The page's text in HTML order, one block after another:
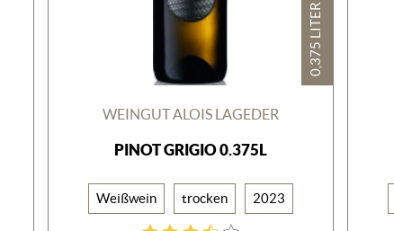
0,375 LITER
WEINGUT ALOIS LAGEDER
PINOT GRIGIO 0.375L
Weißwein trocken 2023